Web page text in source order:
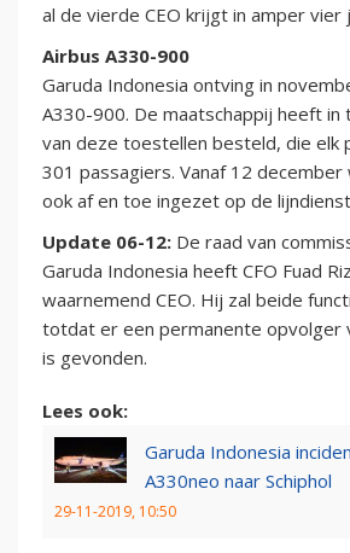
al de vierde CEO krijgt in amper vier
Airbus A330-900
Garuda Indonesia ontving in
A330-900. De maatschappij heeft in
van deze toestellen besteld, die elk
301 passagiers. Vanaf 12
ook af en toe ingezet op de lijndienst
Update 06-12: De raad van
Garuda Indonesia heeft CFO Fuad
waarnemend CEO. Hij zal beide
totdat er een permanente opvolger
is gevonden.
Lees ook:
Garuda Indonesia
A330neo naar Schiphol
29-11-2019, 10:50